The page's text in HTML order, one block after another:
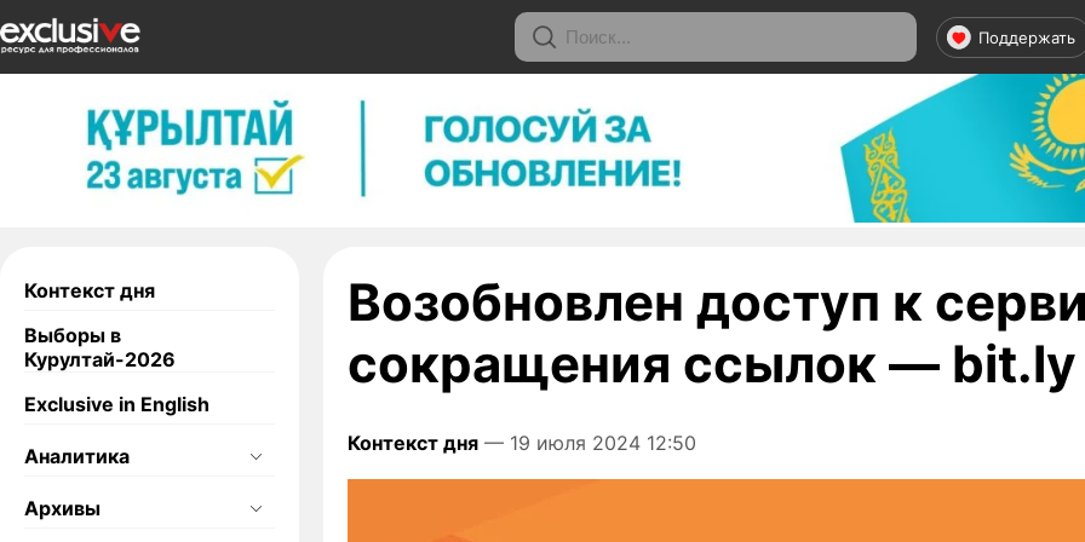
Поддержать
Контекст дня
Выборы в
Курултай-2026
Exclusive in English
Аналитика
Архивы
​​Возобновлен доступ к
сокращения ссылок — bit.ly
Контекст дня — 19 июля 2024 12:50